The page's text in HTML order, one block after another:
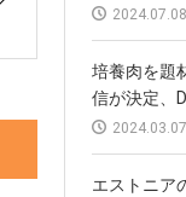
2024.07.08
培養肉を題
信が決定、
2024.03.07
エストニア